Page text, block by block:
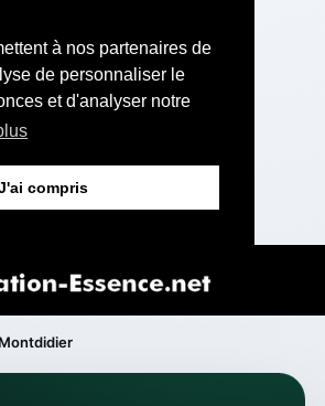
à nos partenaires de
de personnaliser le
et d'analyser notre
compris
Montdidier